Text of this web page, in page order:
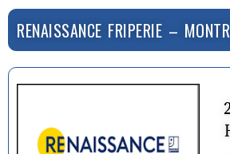
RENAISSANCE FRIPERIE –